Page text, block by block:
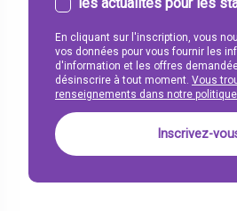
les actualités pour les
En cliquant sur l'inscription, vous
vos données pour vous fournir les
d'information et les offres
désinscrire à tout moment. Vous
renseignements dans notre